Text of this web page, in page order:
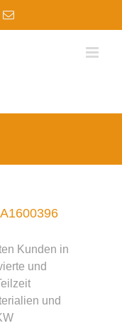
E-
Kunden in
und
und